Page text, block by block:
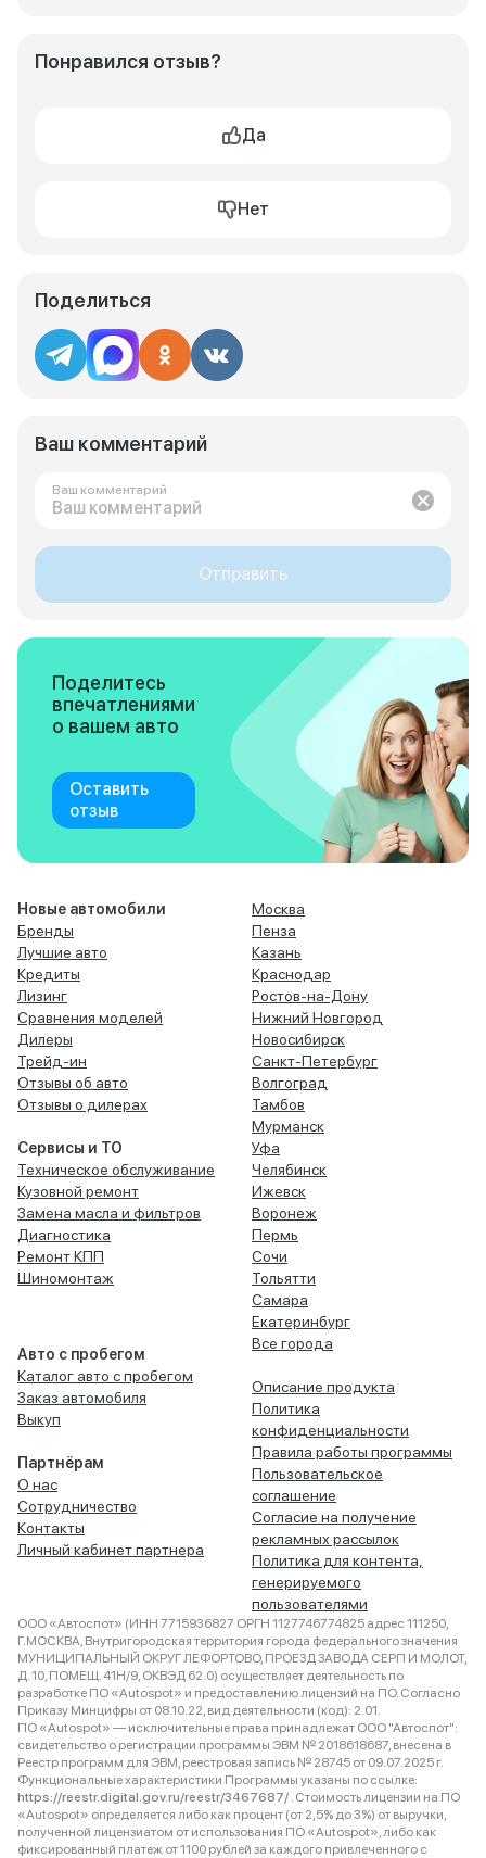
Понравился отзыв?
Да
Нет
Поделиться
Ваш комментарий
Ваш комментарий
Отправить
Поделитесь
впечатлениями
о вашем авто
Оставить
отзыв
Новые автомобили
Бренды
Лучшие авто
Кредиты
Лизинг
Сравнения моделей
Дилеры
Трейд-ин
Отзывы об авто
Отзывы о дилерах
Сервисы и ТО
Техническое обслуживание
Кузовной ремонт
Замена масла и фильтров
Диагностика
Ремонт КПП
Шиномонтаж
Авто с пробегом
Каталог авто с пробегом
Заказ автомобиля
Выкуп
Партнёрам
О нас
Сотрудничество
Контакты
Личный кабинет партнера
Москва
Пенза
Казань
Краснодар
Ростов-на-Дону
Нижний Новгород
Новосибирск
Санкт-Петербург
Волгоград
Тамбов
Мурманск
Уфа
Челябинск
Ижевск
Воронеж
Пермь
Сочи
Тольятти
Самара
Екатеринбург
Все города
Описание продукта
Политика
конфиденциальности
Правила работы программы
Пользовательское
соглашение
Согласие на получение
рекламных рассылок
Политика для контента,
генерируемого
пользователями
ООО «Автоспот» (ИНН 7715936827 ОРГН 1127746774825 адрес 111250,
Г.МОСКВА, Внутригородская территория города федерального значения
МУНИЦИПАЛЬНЫЙ ОКРУГ ЛЕФОРТОВО, ПРОЕЗД ЗАВОДА СЕРП И МОЛОТ,
Д. 10, ПОМЕЩ. 41Н/9, ОКВЭД 62.0) осуществляет деятельность по
разработке ПО «Autospot» и предоставлению лицензий на ПО. Согласно
Приказу Минцифры от 08.10.22, вид деятельности (код): 2.01.
ПО «Autospot» — исключительные права принадлежат ООО "Автоспот":
свидетельство о регистрации программы ЭВМ № 2018618687, внесена в
Реестр программ для ЭВМ, реестровая запись № 28745 от 09.07.2025 г.
Функциональные характеристики Программы указаны по ссылке:
https://reestr.digital.gov.ru/reestr/3467687/ . Стоимость лицензии на ПО
«Autospot» определяется либо как процент (от 2,5% до 3%) от выручки,
полученной лицензиатом от использования ПО «Autospot», либо как
фиксированный платеж от 1100 рублей за каждого привлеченного с